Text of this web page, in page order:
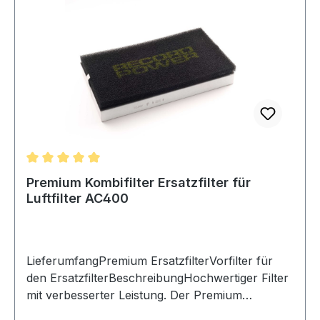
bedeutet zudem sauberere Arbeitsbereiche,
geringeren Reinigungsaufwand und besseren
Schutz für Maschine und Mensch. Passend für
Axminster Professional AP750DE HEPA-
Filtration , geeignet auch für ultrafeinen Staub
Verbesserte Luftqualität und Gesundheitsschutz
Werkstatt und längere Maschinenlebensdauer
Durchschnittliche Bewertung von 5 von 5 Sternen
Premium Kombifilter Ersatzfilter für
Luftfilter AC400
LieferumfangPremium ErsatzfilterVorfilter für
den ErsatzfilterBeschreibungHochwertiger Filter
mit verbesserter Leistung. Der Premium